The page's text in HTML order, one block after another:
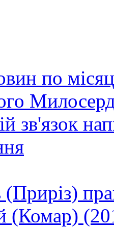
по
зв'язок
(Приріз)
(Комар)